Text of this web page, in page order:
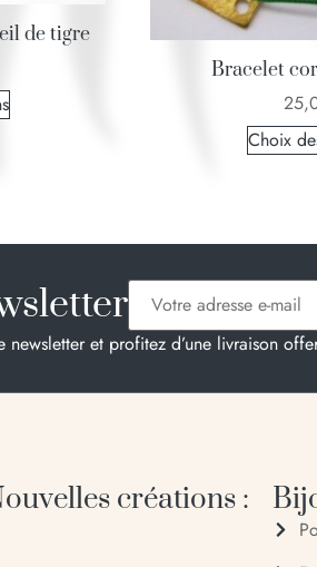
de tigre
Bracelet
Choix
newsletter et profitez d’une livraison
créations :